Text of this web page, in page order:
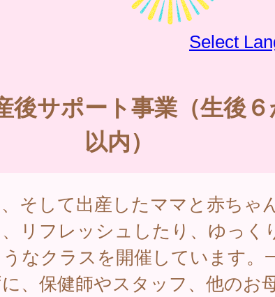
Select
後サポート事業（生後
以内）
そして出産したママと赤ちゃ
リフレッシュしたり、ゆっく
なクラスを開催しています。
、保健師やスタッフ、他のお